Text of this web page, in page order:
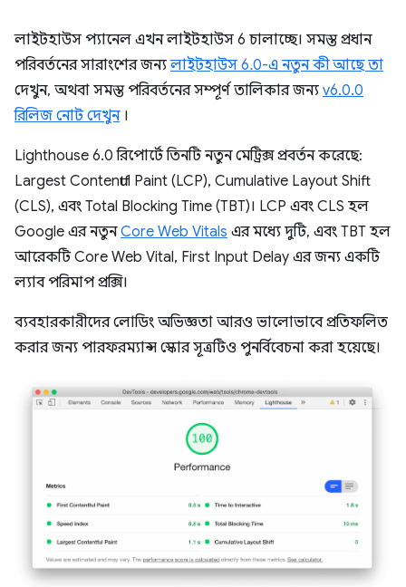
লাইটহাউস প্যানেল এখন লাইটহাউস 6 চালাচ্ছে। সমস্ত প্রধান
পরিবর্তনের সারাংশের জন্যলাইটহাউস 6.0-এ নতুন কী আছে তা
দেখুন, অথবা সমস্ত পরিবর্তনের সম্পূর্ণ তালিকার জন্য v6.0.0
রিলিজ নোট দেখুন।
Lighthouse 6.0 রিপোর্টে তিনটি নতুন মেট্রিক্স প্রবর্তন করেছে:
Largest Contentful Paint (LCP), Cumulative Layout Shift
(CLS), এবং Total Blocking Time (TBT)। LCP এবং CLS হল
Google এর নতুনCore Web Vitals এর মধ্যে দুটি, এবং TBT হল
আরেকটি Core Web Vital, First Input Delay এর জন্য একটি
ল্যাব পরিমাপ প্রক্সি।
ব্যবহারকারীদের লোডিং অভিজ্ঞতা আরও ভালোভাবে প্রতিফলিত
করার জন্য পারফরম্যান্স স্কোর সূত্রটিও পুনর্বিবেচনা করা হয়েছে।